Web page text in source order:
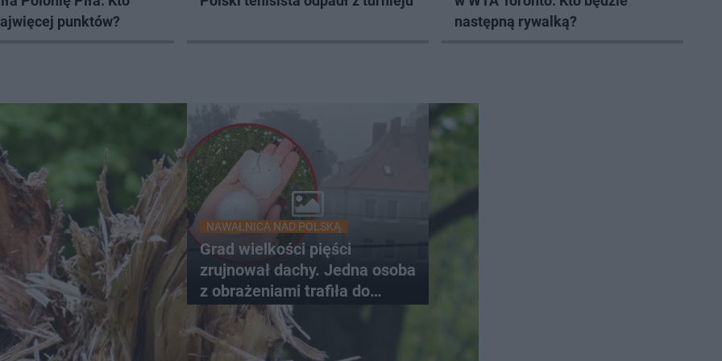
punktów?
następną rywalką?
NAWAŁNICA NAD POLSKĄ
Grad wielkości pięści
zrujnował dachy. Jedna osoba
z obrażeniami trafiła do
szpitala